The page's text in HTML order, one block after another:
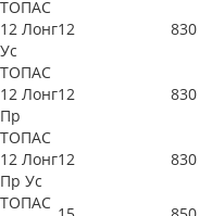
ТОПАС
12 Лонг
Ус
12 830
ТОПАС
12 Лонг
Пр
12 830
ТОПАС
12 Лонг
Пр Ус
12 830
ТОПАС